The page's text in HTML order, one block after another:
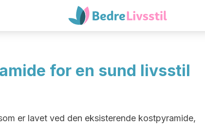
for en sund livsstil
er lavet ved den eksisterende kostpyramide,